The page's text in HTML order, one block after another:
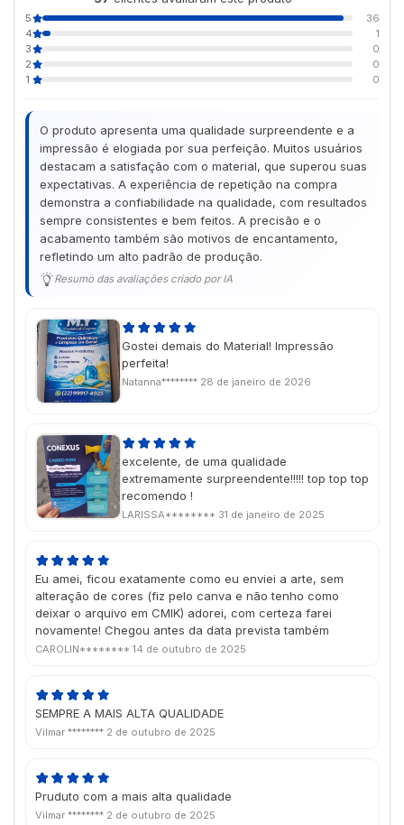
5
36
4
1
3
0
2
0
1
0
O produto apresenta uma qualidade surpreendente e a
impressão é elogiada por sua perfeição. Muitos usuários
destacam a satisfação com o material, que superou suas
expectativas. A experiência de repetição na compra
demonstra a confiabilidade na qualidade, com resultados
sempre consistentes e bem feitos. A precisão e o
acabamento também são motivos de encantamento,
refletindo um alto padrão de produção.
Resumo das avaliações criado por IA
Gostei demais do Material! Impressão
perfeita!
Natanna******** 28 de janeiro de 2026
excelente, de uma qualidade
extremamente surpreendente!!!!! top top top
recomendo !
LARISSA******** 31 de janeiro de 2025
Eu amei, ficou exatamente como eu enviei a arte, sem
alteração de cores (fiz pelo canva e não tenho como
deixar o arquivo em CMIK) adorei, com certeza farei
novamente! Chegou antes da data prevista também
CAROLIN******** 14 de outubro de 2025
SEMPRE A MAIS ALTA QUALIDADE
Vilmar ******** 2 de outubro de 2025
Pruduto com a mais alta qualidade
Vilmar ******** 2 de outubro de 2025